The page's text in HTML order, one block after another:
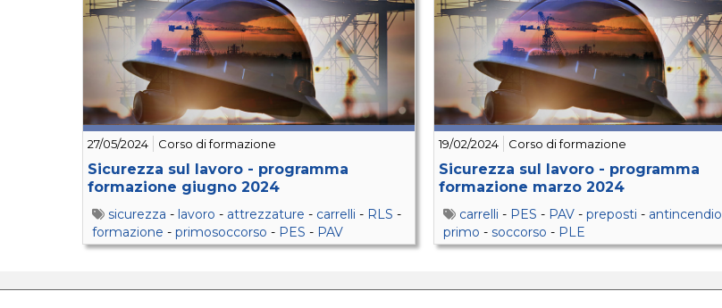
27/05/2024 Corso di formazione
Sicurezza sul lavoro - programma
formazione giugno 2024
sicurezza - lavoro - attrezzature - carrelli - RLS -
formazione - primosoccorso - PES - PAV
19/02/2024 Corso di formazione
Sicurezza sul lavoro - programma
formazione marzo 2024
carrelli - PES - PAV -preposti - antincendio
primo -soccorso - PLE